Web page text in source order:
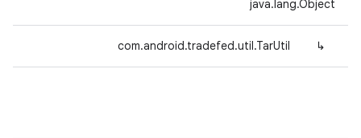
java.lang.Object
↳
com.android.tradefed.util.TarUtil